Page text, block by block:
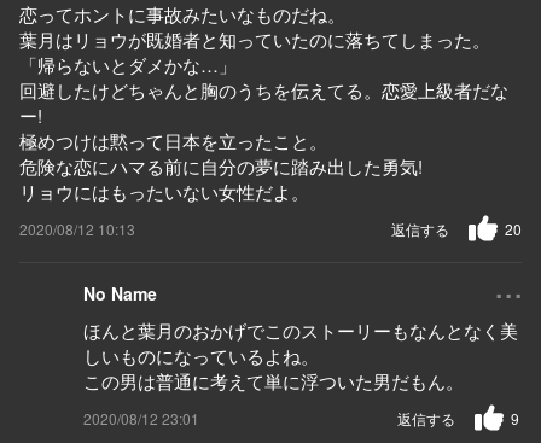
恋ってホントに事故みたいなものだね。
葉月はリョウが既婚者と知っていたのに落ちてしまった。
「帰らないとダメかな…」
回避したけどちゃんと胸のうちを伝えてる。恋愛上級者だな
ー!
極めつけは黙って日本を立ったこと。
危険な恋にハマる前に自分の夢に踏み出した勇気!
リョウにはもったいない女性だよ。
2020/08/12 10:13 20
返信する
No Name ...
ほんと葉月のおかげでこのストーリーもなんとなく美
しいものになっているよね。
この男は普通に考えて単に浮ついた男だもん。
2020/08/12 23:01 9
返信する